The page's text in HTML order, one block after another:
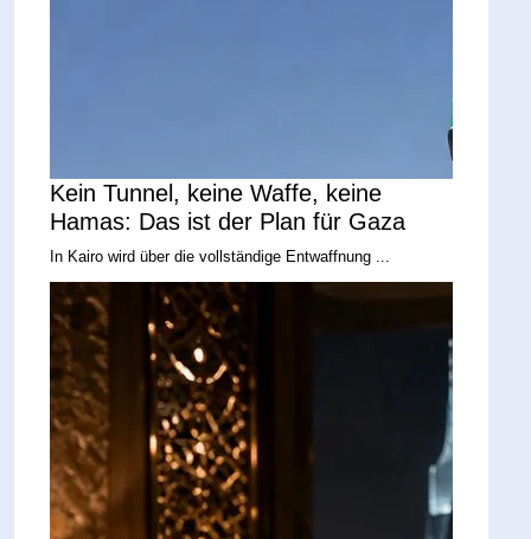
Kein Tunnel, keine Waffe, keine
Hamas: Das ist der Plan für Gaza
In Kairo wird über die vollständige Entwaffnung ...